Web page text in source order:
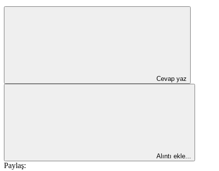
Cevap yaz
Alıntı ekle...
Paylaş: